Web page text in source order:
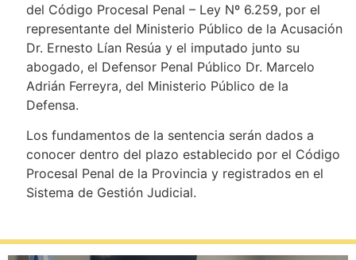
del Código Procesal Penal – Ley Nº 6.259, por el
representante del Ministerio Público de la Acusación
Dr. Ernesto Lían Resúa y el imputado junto su
abogado, el Defensor Penal Público Dr. Marcelo
Adrián Ferreyra, del Ministerio Público de la
Defensa.
Los fundamentos de la sentencia serán dados a
conocer dentro del plazo establecido por el Código
Procesal Penal de la Provincia y registrados en el
Sistema de Gestión Judicial.